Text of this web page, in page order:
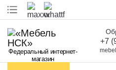
Оплата
Доставка и
самовывоз
Федеральный интернет-
магазин
+7